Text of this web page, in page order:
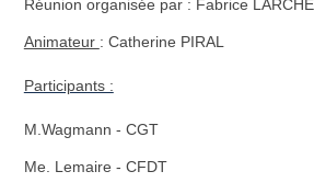
Réunion organisée par : Fabrice
Animateur : Catherine PIRAL
Participants :
M.Wagmann - CGT
Me. Lemaire - CFDT